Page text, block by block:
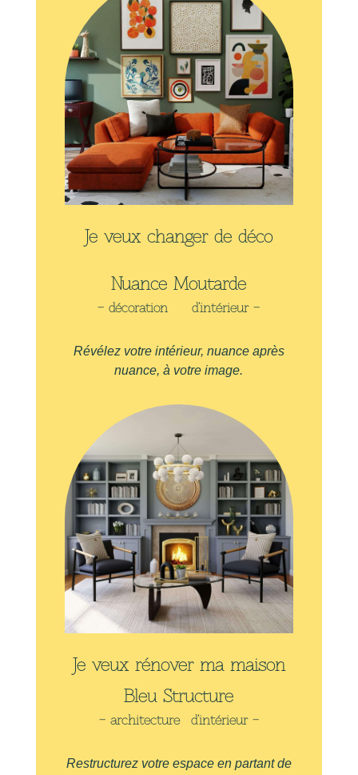
Je veux changer de déco
Nuance Moutarde
– décoration d’intérieur –
Révélez votre intérieur, nuance après
nuance, à votre image.
Je veux rénover ma maison
Bleu Structure
– architecture d’intérieur –
Restructurez votre espace en partant de